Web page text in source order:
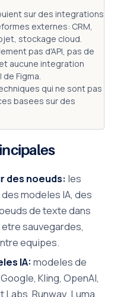
sur des integrations
externes: CRM,
stockage cloud.
pas d'API, pas de
aucune integration
Figma.
qui ne sont pas
basees sur des
des noeuds: les
modeles IA, des
de texte dans
sauvegardes,
equipes.
IA: modeles de
Kling, OpenAI,
Runway, Luma,